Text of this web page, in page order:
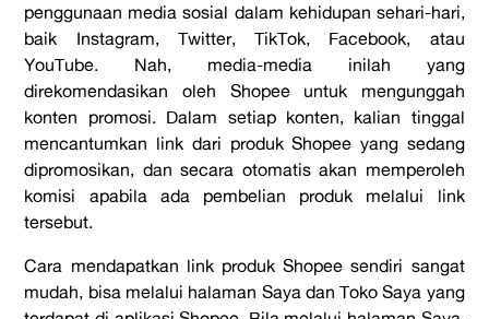
penggunaan media sosial dalam kehidupan sehari-hari,
baik Instagram, Twitter,TikTok, Facebook, atau
YouTube. Nah, media-media inilah yang
direkomendasikan oleh Shopee untuk mengunggah
konten promosi. Dalam setiap konten, kalian tinggal
mencantumkan link dari produk Shopee yang sedang
dipromosikan, dan secara otomatis akan memperoleh
komisi apabila ada pembelian produk melalui link
tersebut.
Cara mendapatkan link produkShopeesendiri sangat
mudah, bisa melalui halaman Saya danToko Saya yang